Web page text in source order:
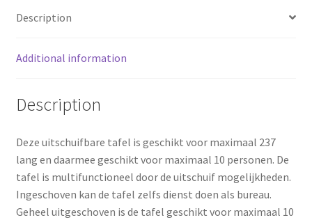
t
Description
Additional information
Description
Deze uitschuifbare tafel is geschikt voor maximaal 237
lang en daarmee geschikt voor maximaal 10 personen. De
tafel is multifunctioneel door de uitschuif mogelijkheden.
Ingeschoven kan de tafel zelfs dienst doen als bureau.
Geheel uitgeschoven is de tafel geschikt voor maximaal 10